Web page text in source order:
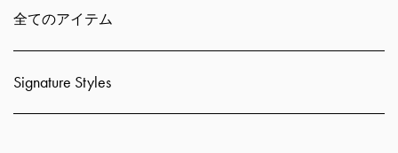
全てのアイテム
Signature Styles